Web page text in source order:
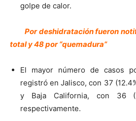
golpe de calor.
Por deshidratación fueron
total y 48 por “quemadura”
El mayor número de casos
registró en Jalisco, con 37
y Baja California, con 36
respectivamente.